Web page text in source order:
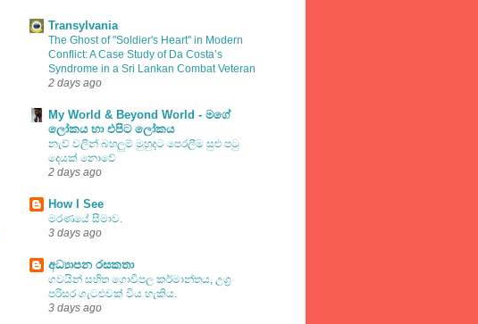
Transylvania
The Ghost of "Soldier's Heart" in Modern
Conflict: A Case Study of Da Costa’s
Syndrome in a Sri Lankan Combat Veteran
2 days ago
My World & Beyond World - මගේ
ලෝකය හා එපිට ලෝකය
නැව් වලින් බහලුම් මුහුදට පෙරලීම සුළු පටු
දෙයක් නොවේ
2 days ago
How I See
මරණයේ සීමාව.
3 days ago
අධ්‍යාපන රසකතා
ගවයින් සහිත ගොවිපල කර්මාන්තය, උග්‍ර
පරිසර ගැටළුවක් විය හැකිය.
3 days ago